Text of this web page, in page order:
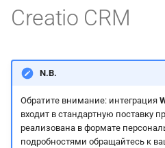
Настройки Webim
Настройки Панели
управления
Настройки account config
Creatio CRM
N.B.
Обратите внимание: интеграция
входит в стандартную поставку
реализована в формате
подробностями обращайтесь к